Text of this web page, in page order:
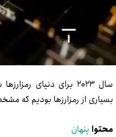
سال ۲۰۲۳ برای
بسیاری از رمزارز­ها بودیم که
محتوا پنهان